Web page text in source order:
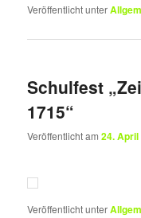
Veröffentlicht unter
Schulfest
1715“
Veröffentlicht am24. April
Veröffentlicht unter